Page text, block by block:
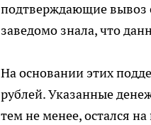
подтверждающие вывоз
заведомо знала, что
На основании этих
рублей. Указанные
тем не менее, остался